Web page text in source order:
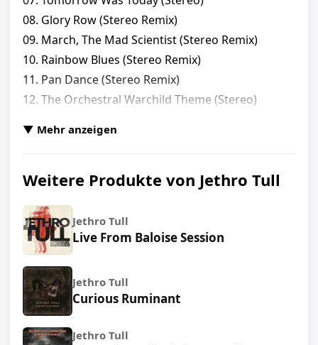
08. Glory Row (Stereo Remix)
09. March, The Mad Scientist (Stereo Remix)
10. Rainbow Blues (Stereo Remix)
11. Pan Dance (Stereo Remix)
12. The Orchestral Warchild Theme (Stereo)
14. Mime Sequence (Stereo)
15. Field Dance (Conway Hall Version) [Stereo)
16. Waltz Of The Angels (Conway Hall Version)
17. The Beach (Part I) [Morgan Master Recording)
[Stereo Mix)
18. The Beach (Part Ii) [Morgan Master Recording)
[Stereo Mix)
19. Waltz Of The Angels (Morgan Demo
Recording) [Stereo Mix)
20. The Beach (Morgan Demo Recording) [Stereo
▼ Mehr anzeigen
Weitere Produkte von Jethro Tull
Jethro Tull
Live From Baloise Session
Jethro Tull
Curious Ruminant
Jethro Tull